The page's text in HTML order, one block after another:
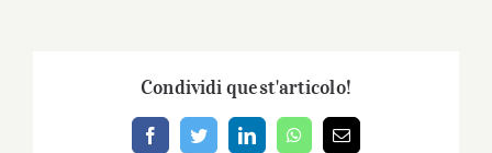
Condividi quest'articolo!
FacebookTwitterLinkedInWhatsApp
Email